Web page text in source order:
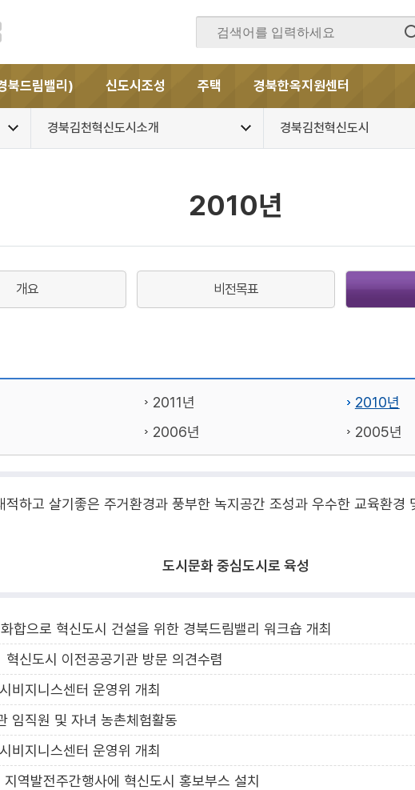
북드림밸리) 신도시조성 주택 경북한옥지원센터
경북김천혁신도시소개 경북김천혁신도시
2010년
개요 비전목표
2011년 2010년
2006년 2005년
적하고 살기좋은 주거환경과 풍부한 녹지공간 조성과 우수한 교육환경
도시문화 중심도시로 육성
합으로 혁신도시 건설을 위한 경북드림밸리 워크숍 개최
혁신도시 이전공공기관 방문 의견수렴
비지니스센터 운영위 개최
임직원 및 자녀 농촌체험활동
비지니스센터 운영위 개최
지역발전주간행사에 혁신도시 홍보부스 설치